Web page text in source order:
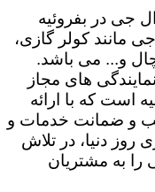
جی در بفروئیه
مانند کولر گازی،
و... می باشد.
های مجاز
است که با ارائه
و ضمانت خدمات و
روز دنیا، در تلاش
را به مشتریان